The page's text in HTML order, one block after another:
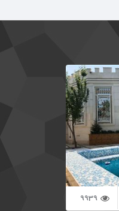
کردزار دارای
خواب دارای
و آرام جهت
9939